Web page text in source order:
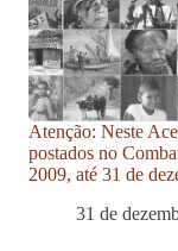
Atenção: Neste
postados no
2009, até 31 de
31 de